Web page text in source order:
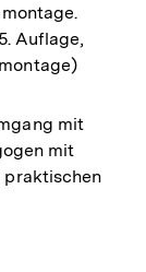
Auflage,
mit
mit
praktischen